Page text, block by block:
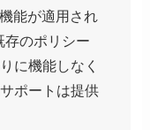
能が適用され
存のポリシー
に機能しなく
ポートは提供